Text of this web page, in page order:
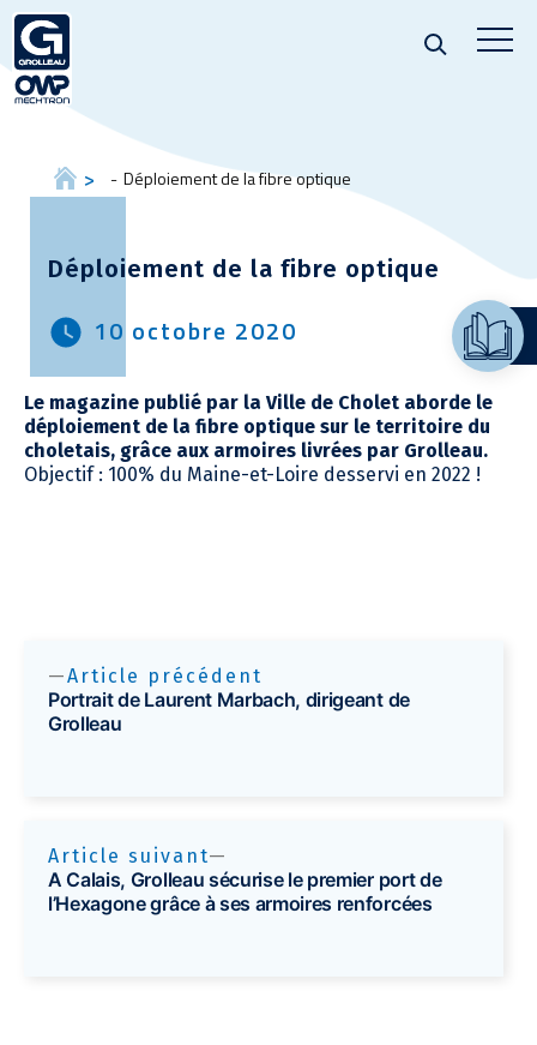
Déploiement de la fibre optique
Déploiement de la fibre optique
10 octobre 2020
Le magazine publié par la Ville de Cholet aborde le
déploiement de la fibre optique sur le territoire du
choletais, grâce aux armoires livrées par Grolleau.
Objectif : 100% du Maine-et-Loire desservi en 2022 !
Article précédent
Portrait de Laurent Marbach, dirigeant de
Grolleau
Article suivant
A Calais, Grolleau sécurise le premier port de
l’Hexagone grâce à ses armoires renforcées